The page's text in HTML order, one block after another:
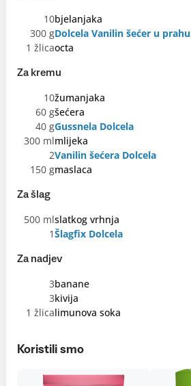
10bjelanjaka
300 gDolcela Vanilin šećer u prahu
1 žlicaocta
Za kremu
10žumanjaka
60 gšećera
40 gGussnela Dolcela
300 mlmlijeka
2Vanilin šećera Dolcela
150 gmaslaca
Za šlag
500 mlslatkog vrhnja
1Šlagfix Dolcela
Za nadjev
3banane
3kivija
1 žlicalimunova soka
Koristili smo